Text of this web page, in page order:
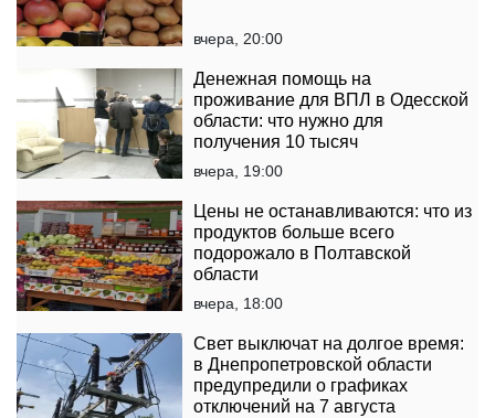
вчера, 20:00
Денежная помощь на
проживание для ВПЛ в Одесской
области: что нужно для
получения 10 тысяч
вчера, 19:00
Цены не останавливаются: что из
продуктов больше всего
подорожало в Полтавской
области
вчера, 18:00
Свет выключат на долгое время:
в Днепропетровской области
предупредили о графиках
отключений на 7 августа